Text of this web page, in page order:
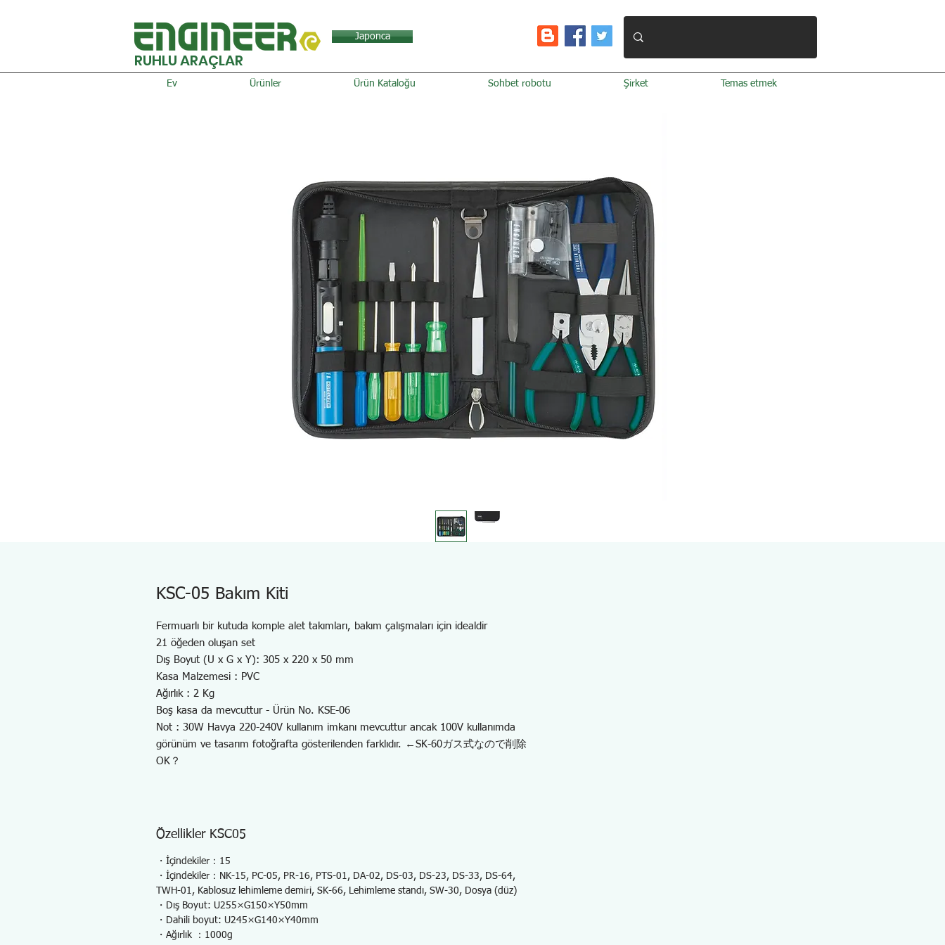
Japonca
RUHLU ARAÇLAR
Ev Ürünler Ürün Kataloğu Sohbet robotu Şirket Temas etmek
KSC-05 Bakım Kiti
Fermuarlı bir kutuda komple alet takımları, bakım çalışmaları için idealdir
21 öğeden oluşan set
Dış Boyut (U x G x Y): 305 x 220 x 50 mm
Kasa Malzemesi : PVC
Ağırlık : 2 Kg
Boş kasa da mevcuttur - Ürün No. KSE-06
Not : 30W Havya 220-240V kullanım imkanı mevcuttur ancak 100V kullanımda
görünüm ve tasarım fotoğrafta gösterilenden farklıdır. ←SK-60ガス式なので削除
OK？
Özellikler KSC05
・İçindekiler：15
・İçindekiler：NK-15, PC-05, PR-16, PTS-01, DA-02, DS-03, DS-23, DS-33, DS-64,
TWH-01, Kablosuz lehimleme demiri, SK-66, Lehimleme standı, SW-30, Dosya (düz)
・Dış Boyut: U255×G150×Y50mm
・Dahili boyut: U245×G140×Y40mm
・Ağırlık ：1000g